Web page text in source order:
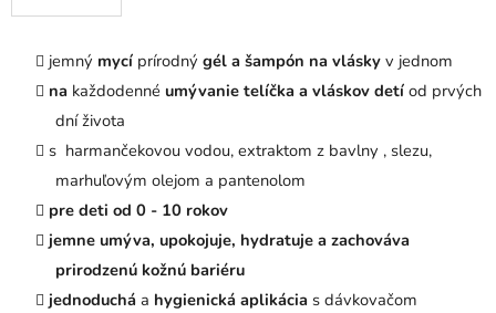
jemný mycí prírodný gél a šampón na vlásky v jednom
na každodenné umývanie telíčka a vláskov detí od prvých
dní života
s harmančekovou vodou, extraktom z bavlny , slezu,
marhuľovým olejom a pantenolom
pre deti od 0 - 10 rokov
jemne umýva, upokojuje, hydratuje a zachováva
prirodzenú kožnú bariéru
jednoduchá a hygienická aplikácia s dávkovačom